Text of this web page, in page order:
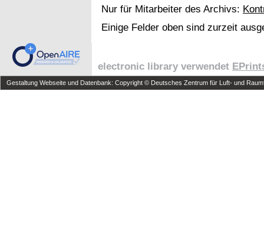
Nur für Mitarbeiter des Archivs:
Einige Felder oben sind zurzeit
electronic library verwendet
Gestaltung Webseite und Datenbank: Copyright © Deutsches Zentrum für Luft- und